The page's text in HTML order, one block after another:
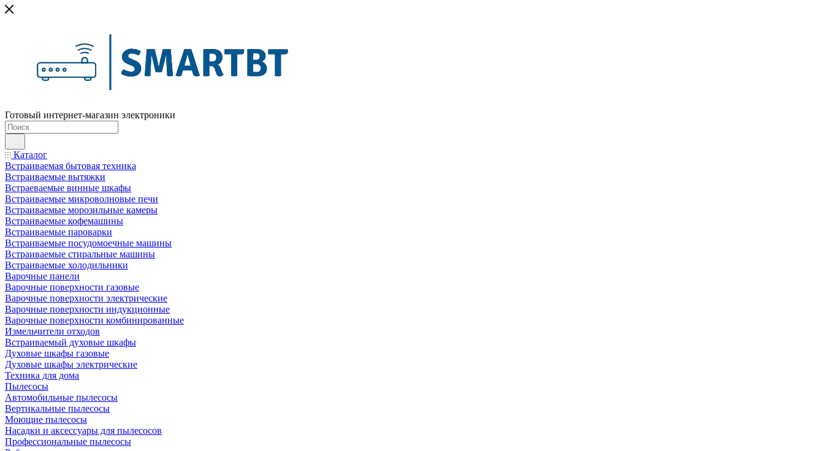
Готовый интернет-магазин электроники
Каталог
Встраиваемая бытовая техника
Встраиваемые вытяжки
Встраеваемые винные шкафы
Встраиваемые микроволновые печи
Встраиваемые морозильные камеры
Встраиваемые кофемашины
Встраиваемые пароварки
Встраиваемые посудомоечные машины
Встраиваемые стиральные машины
Встраиваемые холодильники
Варочные панели
Варочные поверхности газовые
Варочные поверхности электрические
Варочные поверхности индукционные
Варочные поверхности комбинированные
Измельчители отходов
Встраиваемый духовые шкафы
Духовые шкафы газовые
Духовые шкафы электрические
Техника для дома
Пылесосы
Автомобильные пылесосы
Вертикальные пылесосы
Моющие пылесосы
Насадки и аксессуары для пылесосов
Профессиональные пылесосы